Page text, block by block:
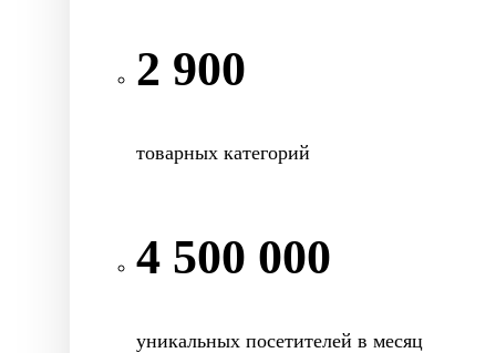
2 900
товарных категорий
4 500 000
уникальных посетителей в месяц